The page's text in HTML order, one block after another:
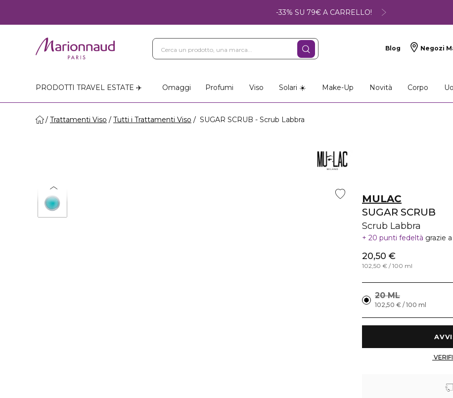
-33% SU 79€ A CARRELLO!
Blog Negozi
PRODOTTI TRAVEL ESTATE ✈️ Omaggi Profumi Viso Solari ☀️ Make-Up Novità Corpo
Trattamenti Viso Tutti i Trattamenti Viso SUGAR SCRUB - Scrub Labbra
MULAC
SUGAR SCRUB
Scrub Labbra
20 punti fedeltà grazie
20,50 €
102,50 € / 100 ml
20 ML
102,50 € / 100 ml